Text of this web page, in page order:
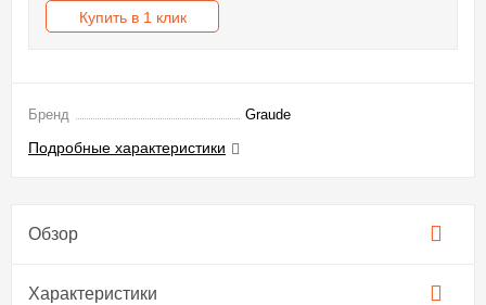
Купить в 1 клик
Бренд Graude
Подробные характеристики
Обзор
Характеристики